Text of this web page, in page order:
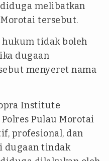
melibatkan
tersebut.
hukum tidak boleh
dugaan
menyeret nama
Institute
Pulau Morotai
profesional, dan
dugaan tindak